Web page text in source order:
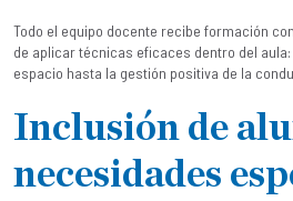
Todo el equipo docente recibe formación
de aplicar técnicas eficaces dentro del
espacio hasta la gestión positiva de la
Inclusión de
necesidades